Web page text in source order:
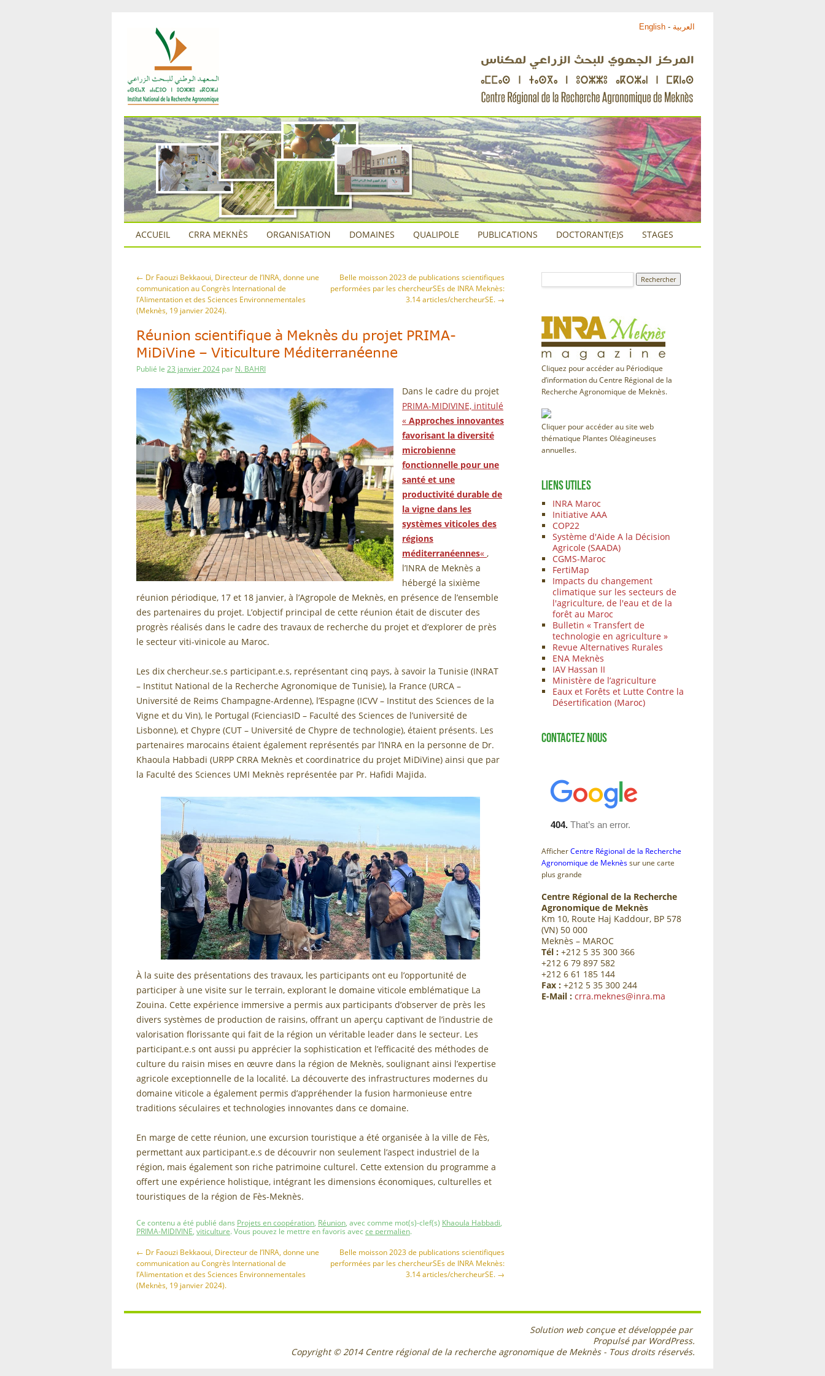
English - العربية
ACCUEIL CRRA MEKNÈS ORGANISATION DOMAINES QUALIPOLE PUBLICATIONS DOCTORANT(E)S STAGES
← Dr Faouzi Bekkaoui, Directeur de l’INRA, donne une
communication au Congrès International de
l’Alimentation et des Sciences Environnementales
(Meknès, 19 janvier 2024).
Belle moisson 2023 de publications scientifiques
performées par les chercheurSEs de INRA Meknès:
3.14 articles/chercheurSE. →
Réunion scientifique à Meknès du projet PRIMA-
MiDiVine – Viticulture Méditerranéenne
Publié le 23 janvier 2024 par N. BAHRI
Dans le cadre du projet
PRIMA-MIDIVINE, intitulé
« Approches innovantes
favorisant la diversité
microbienne
fonctionnelle pour une
santé et une
productivité durable de
la vigne dans les
systèmes viticoles des
régions
méditerranéennes« ,
l’INRA de Meknès a
hébergé la sixième
réunion périodique, 17 et 18 janvier, à l’Agropole de Meknès, en présence de l’ensemble
des partenaires du projet. L’objectif principal de cette réunion était de discuter des
progrès réalisés dans le cadre des travaux de recherche du projet et d’explorer de près
le secteur viti-vinicole au Maroc.
Les dix chercheur.se.s participant.e.s, représentant cinq pays, à savoir la Tunisie (INRAT
– Institut National de la Recherche Agronomique de Tunisie), la France (URCA –
Université de Reims Champagne-Ardenne), l’Espagne (ICVV – Institut des Sciences de la
Vigne et du Vin), le Portugal (FcienciasID – Faculté des Sciences de l’université de
Lisbonne), et Chypre (CUT – Université de Chypre de technologie), étaient présents. Les
partenaires marocains étaient également représentés par l’INRA en la personne de Dr.
Khaoula Habbadi (URPP CRRA Meknès et coordinatrice du projet MiDiVine) ainsi que par
la Faculté des Sciences UMI Meknès représentée par Pr. Hafidi Majida.
À la suite des présentations des travaux, les participants ont eu l’opportunité de
participer à une visite sur le terrain, explorant le domaine viticole emblématique La
Zouina. Cette expérience immersive a permis aux participants d’observer de près les
divers systèmes de production de raisins, offrant un aperçu captivant de l’industrie de
valorisation florissante qui fait de la région un véritable leader dans le secteur. Les
participant.e.s ont aussi pu apprécier la sophistication et l’efficacité des méthodes de
culture du raisin mises en œuvre dans la région de Meknès, soulignant ainsi l’expertise
agricole exceptionnelle de la localité. La découverte des infrastructures modernes du
domaine viticole a également permis d’appréhender la fusion harmonieuse entre
traditions séculaires et technologies innovantes dans ce domaine.
En marge de cette réunion, une excursion touristique a été organisée à la ville de Fès,
permettant aux participant.e.s de découvrir non seulement l’aspect industriel de la
région, mais également son riche patrimoine culturel. Cette extension du programme a
offert une expérience holistique, intégrant les dimensions économiques, culturelles et
touristiques de la région de Fès-Meknès.
Ce contenu a été publié dans Projets en coopération, Réunion, avec comme mot(s)-clef(s) Khaoula Habbadi,
PRIMA-MIDIVINE, viticulture. Vous pouvez le mettre en favoris avec ce permalien.
← Dr Faouzi Bekkaoui, Directeur de l’INRA, donne une
communication au Congrès International de
l’Alimentation et des Sciences Environnementales
(Meknès, 19 janvier 2024).
Belle moisson 2023 de publications scientifiques
performées par les chercheurSEs de INRA Meknès:
3.14 articles/chercheurSE. →
Cliquez pour accéder au Périodique
d’information du Centre Régional de la
Recherche Agronomique de Meknès.
Cliquer pour accéder au site web
thématique Plantes Oléagineuses
annuelles.
LIENS UTILES
INRA Maroc
Initiative AAA
COP22
Système d'Aide A la Décision
Agricole (SAADA)
CGMS-Maroc
FertiMap
Impacts du changement
climatique sur les secteurs de
l'agriculture, de l'eau et de la
forêt au Maroc
Bulletin « Transfert de
technologie en agriculture »
Revue Alternatives Rurales
ENA Meknès
IAV Hassan II
Ministère de l’agriculture
Eaux et Forêts et Lutte Contre la
Désertification (Maroc)
CONTACTEZ NOUS
Afficher Centre Régional de la Recherche
Agronomique de Meknès sur une carte
plus grande
Centre Régional de la Recherche
Agronomique de Meknès
Km 10, Route Haj Kaddour, BP 578
(VN) 50 000
Meknès – MAROC
Tél : +212 5 35 300 366
+212 6 79 897 582
+212 6 61 185 144
Fax : +212 5 35 300 244
E-Mail : crra.meknes@inra.ma
Solution web conçue et développée par
Propulsé par WordPress.
Copyright © 2014 Centre régional de la recherche agronomique de Meknès- Tous droits réservés.